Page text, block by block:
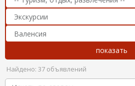
Найдено: 37 объявлений